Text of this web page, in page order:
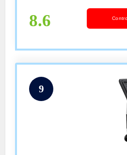
connessione USB
8.6
9